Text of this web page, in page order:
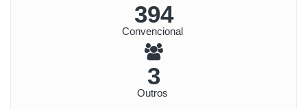
441
Convencional
4
Outros